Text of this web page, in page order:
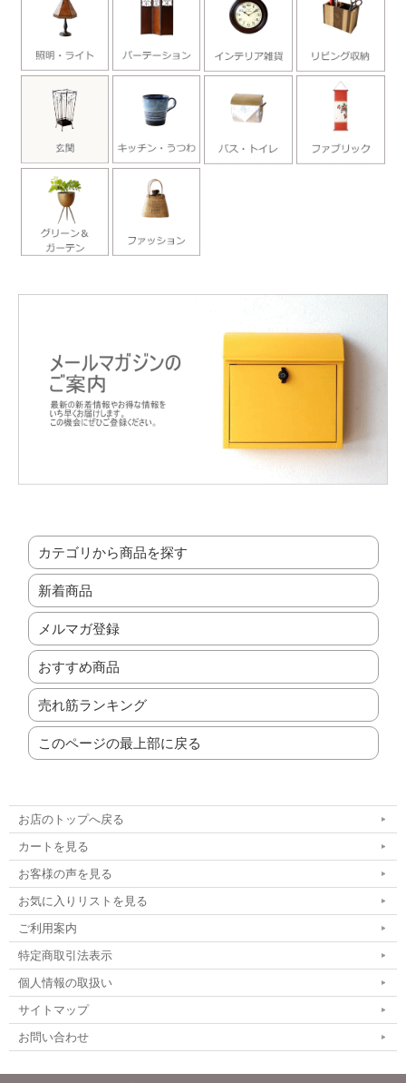
カテゴリから商品を探す
新着商品
メルマガ登録
おすすめ商品
売れ筋ランキング
このページの最上部に戻る
お店のトップへ戻る
カートを見る
お客様の声を見る
お気に入りリストを見る
ご利用案内
特定商取引法表示
個人情報の取扱い
サイトマップ
お問い合わせ